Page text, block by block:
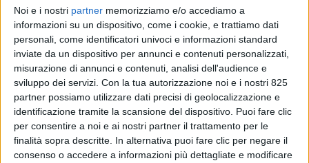
Noi e i nostri partner memorizziamo e/o accediamo a
informazioni su un dispositivo, come i cookie, e trattiamo dati
personali, come identificatori univoci e informazioni standard
inviate da un dispositivo per annunci e contenuti personalizzati,
misurazione di annunci e contenuti, analisi dell'audience e
sviluppo dei servizi. Con la tua autorizzazione noi e i nostri 825
partner possiamo utilizzare dati precisi di geolocalizzazione e
identificazione tramite la scansione del dispositivo. Puoi fare clic
per consentire a noi e ai nostri partner il trattamento per le
finalità sopra descritte. In alternativa puoi fare clic per negare il
consenso o accedere a informazioni più dettagliate e modificare